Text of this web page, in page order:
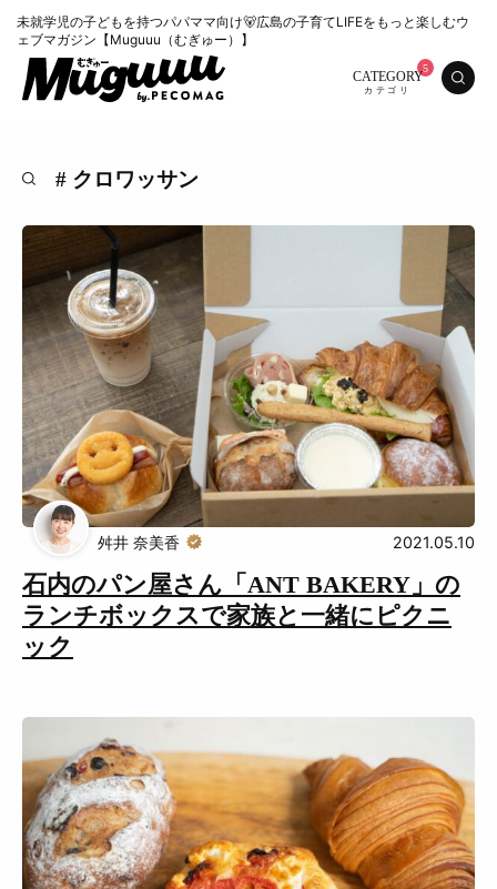
未就学児の子どもを持つパパママ向け🐻広島の子育てLIFEをもっと楽しむウ
ェブマガジン【Muguuu（むぎゅー）】
CATEGORY
特集
おいしい お知らせ
おでかけ
Muguuuとは
インフォマティブデータポリシ
ー
お問合せ
# クロワッサン
石内のパン屋さん「ANT BAKERY」の
ランチボックスで家族と一緒にピクニ
ック
舛井 奈美香 2021.05.10